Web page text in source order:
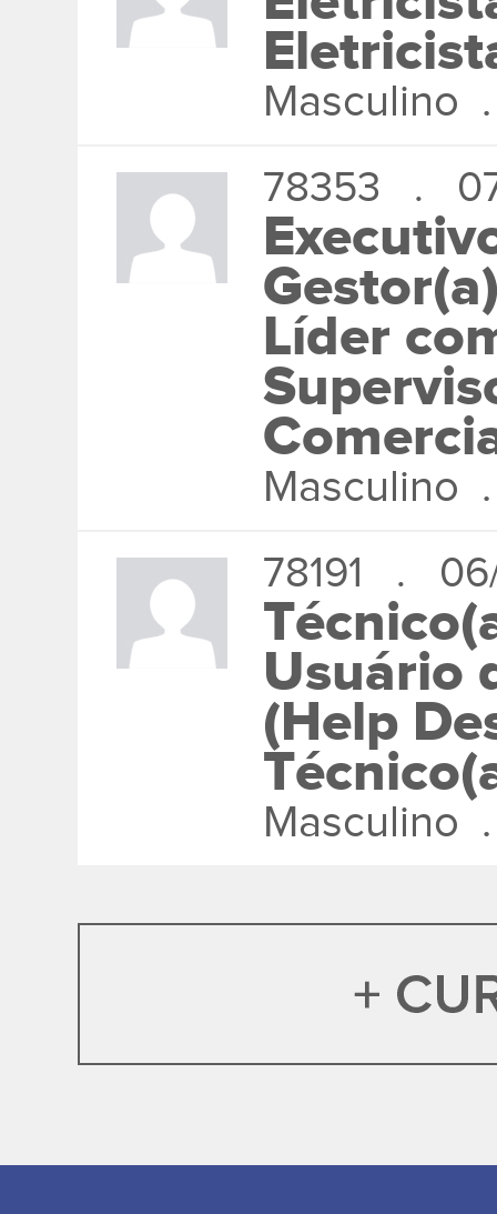
Masculino
78353 .
Líder
Masculino
78191 .
Usuário
(Help
Masculino